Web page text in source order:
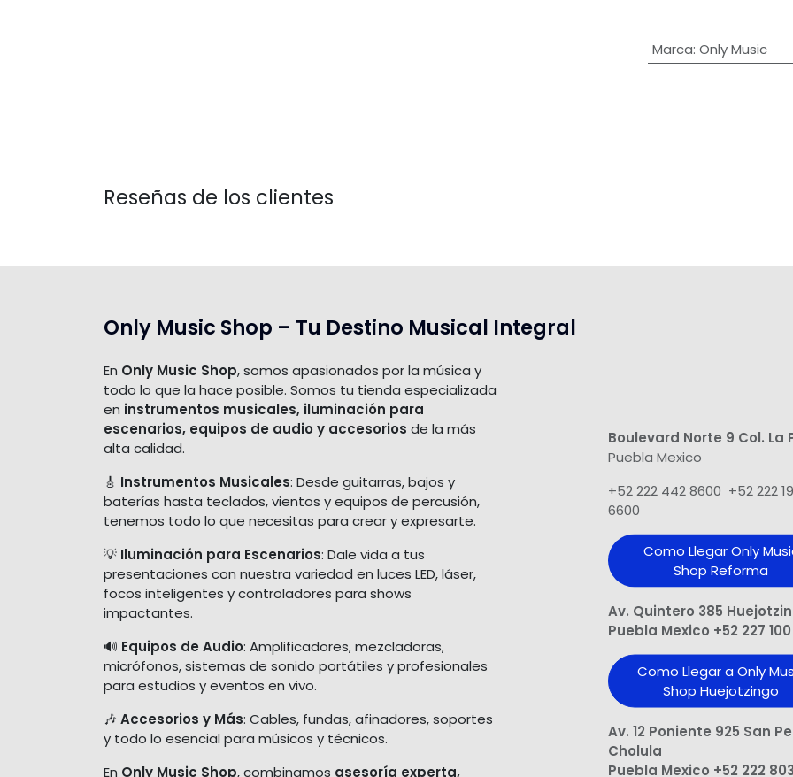
Marca: Only Music
Reseñas de los clientes
Only Music Shop – Tu Destino Musical Integral
En Only Music Shop, somos apasionados por la música y
todo lo que la hace posible. Somos tu tienda especializada
en instrumentos musicales, iluminación para
escenarios, equipos de audio y accesorios de la más
alta calidad.
🎸 Instrumentos Musicales: Desde guitarras, bajos y
baterías hasta teclados, vientos y equipos de percusión,
tenemos todo lo que necesitas para crear y expresarte.
💡 Iluminación para Escenarios: Dale vida a tus
presentaciones con nuestra variedad en luces LED, láser,
focos inteligentes y controladores para shows
impactantes.
🔊 Equipos de Audio: Amplificadores, mezcladoras,
micrófonos, sistemas de sonido portátiles y profesionales
para estudios y eventos en vivo.
🎶 Accesorios y Más: Cables, fundas, afinadores, soportes
y todo lo esencial para músicos y técnicos.
En Only Music Shop, combinamos asesoría experta,
Boulevard Norte 9 Col. La
Puebla Mexico
+52 222 442 8600 +52 222
6600
Como Llegar Only
Shop​ Reforma
Av. Quintero 385
Puebla Mexico +52 227
Como Llegar a Only
Shop Huejotzingo
Av. 12 Poniente 925 San
Cholula
Puebla Mexico +52 222